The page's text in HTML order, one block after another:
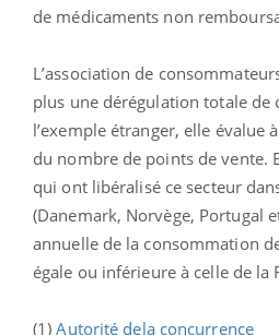
de médicaments non
L’association de
plus une dérégulation totale de
l’exemple étranger, elle évalue
du nombre de points de vente.
qui ont libéralisé ce secteur
(Danemark, Norvège, Portugal
annuelle de la consommation
égale ou inférieure à celle de la
(1)Autorité dela concurrence